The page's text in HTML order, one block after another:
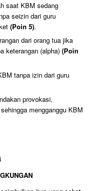
saat KBM sedang
seizin dari guru
(Poin 5).
dari orang tua jika
keterangan (alpha) (Poin
tanpa izin dari guru
provokasi,
mengganggu KBM